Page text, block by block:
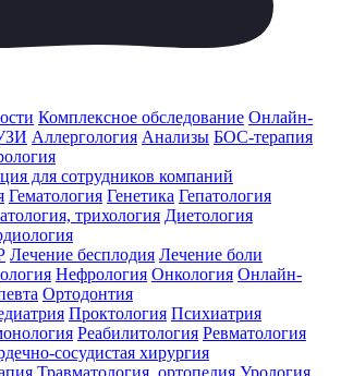
Комплексное обследование Онлайн-
Аллергология Анализы БОС-терапия
для сотрудников компаний
Гематология Генетика Гепатология
трихология Диетология
Лечение бесплодия Лечение боли
Нефрология Онкология Онлайн-
Ортодонтия
Проктология Психиатрия
Реабилитология Ревматология
сосудистая хирургия
Травматология, ортопедия Урология,